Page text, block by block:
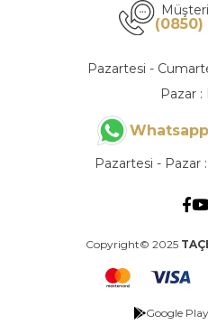
Pazartesi -
Pazar :
Pazartesi - Pazar
Copyright© 2025
Google Play